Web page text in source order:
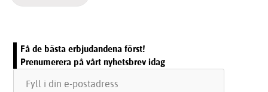
Få de bästa erbjudandena först!
Prenumerera på vårt nyhetsbrev idag